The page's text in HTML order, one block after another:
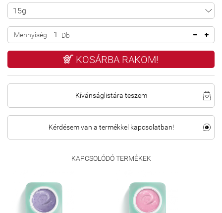
Mennyiség Db
KOSÁRBA RAKOM!
Kívánságlistára teszem
Kérdésem van a termékkel kapcsolatban!
KAPCSOLÓDÓ TERMÉKEK